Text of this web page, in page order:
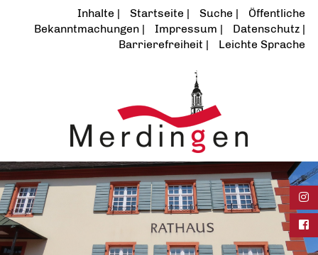
Inhalte Startseite Suche
Öffentliche
Bekanntmachungen
Impressum
Datenschutz
Barrierefreiheit
Leichte Sprache